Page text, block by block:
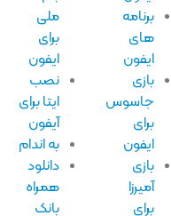
برنامه
ایفون
بازی
جاسوس
ایفون
بازی
ایفون
نصب
ایتا برای
آیفون
به اندام
دانلود
همراه